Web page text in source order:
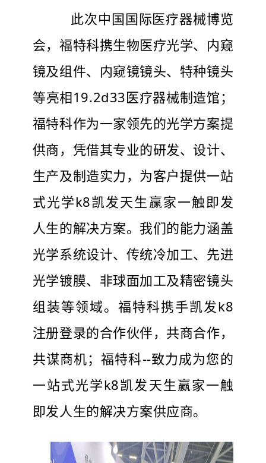
此次中国国际医疗器械博览
会，福特科携生物医疗光学、内窥
镜及组件、内窥镜镜头、特种镜头
等亮相19.2d33医疗器械制造馆；
福特科作为一家领先的光学方案提
供商，凭借其专业的研发、设计、
生产及制造实力，为客户提供一站
式光学k8凯发天生赢家一触即发
人生的解决方案。我们的能力涵盖
光学系统设计、传统冷加工、先进
光学镀膜、非球面加工及精密镜头
组装等领域。福特科携手凯发k8
注册登录的合作伙伴，共商合作，
共谋商机；福特科--致力成为您的
一站式光学k8凯发天生赢家一触
即发人生的解决方案供应商。